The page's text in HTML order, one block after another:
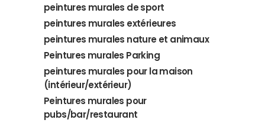
peintures murales de sport
peintures murales extérieures
peintures murales nature et animaux
Peintures murales Parking
peintures murales pour la maison
(intérieur/extérieur)
Peintures murales pour
pubs/bar/restaurant